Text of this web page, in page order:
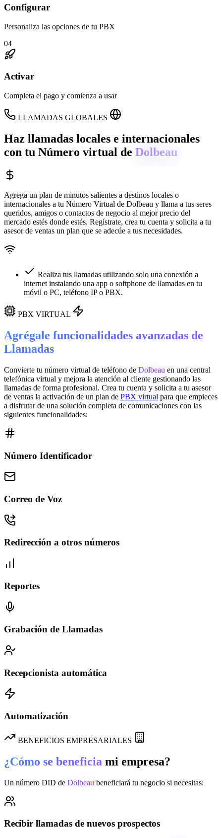
Configurar
Personaliza las opciones de tu PBX
04
Activar
Completa el pago y comienza a usar
LLAMADAS GLOBALES
Haz llamadas locales e internacionales
con tu Número virtual de Dolbeau
Agrega un plan de minutos salientes a destinos locales o
internacionales a tu Número Virtual de Dolbeau y llama a tus seres
queridos, amigos o contactos de negocio al mejor precio del
mercado estés donde estés. Regístrate, crea tu cuenta y solicita a tu
asesor de ventas un plan que se adecúe a tus necesidades.
Realiza tus llamadas utilizando solo una conexión a
internet instalando una app o softphone de llamadas en tu
móvil o PC, teléfono IP o PBX.
PBX VIRTUAL
Agrégale funcionalidades avanzadas de
Llamadas
Convierte tu número virtual de teléfono de Dolbeau en una central
telefónica virtual y mejora la atención al cliente gestionando las
llamadas de forma profesional. Crea tu cuenta y solicita a tu asesor
de ventas la activación de un plan de PBX virtual para que empieces
a disfrutar de una solución completa de comunicaciones con las
siguientes funcionalidades:
Número Identificador
Correo de Voz
Redirección a otros números
Reportes
Grabación de Llamadas
Recepcionista automática
Automatización
BENEFICIOS EMPRESARIALES
¿Cómo se beneficia mi empresa?
Un número DID de Dolbeau beneficiará tu negocio si necesitas:
Recibir llamadas de nuevos prospectos